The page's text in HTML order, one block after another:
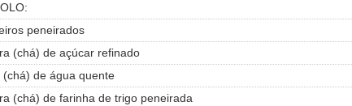
peneirados
(chá) de açúcar refinado
(chá) de água quente
(chá) de farinha de trigo peneirada